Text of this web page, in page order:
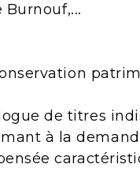
de titres
à la